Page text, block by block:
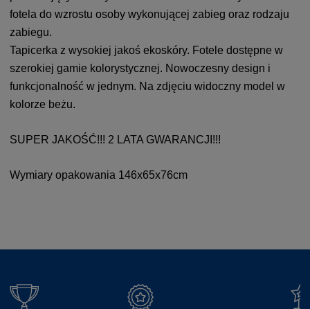
fotela do wzrostu osoby wykonującej zabieg oraz rodzaju
zabiegu.
Tapicerka z wysokiej jakoś ekoskóry. Fotele dostępne w
szerokiej gamie kolorystycznej. Nowoczesny design i
funkcjonalność w jednym. Na zdjęciu widoczny model w
kolorze beżu.
SUPER JAKOŚĆ!!! 2 LATA GWARANCJI!!!
Wymiary opakowania 146x65x76cm